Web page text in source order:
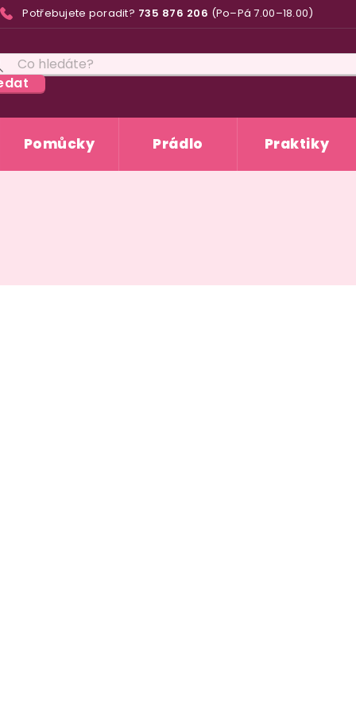
Potřebujete poradit? 735 876 206 (Po–Pá 7.00–18.00)
Pomůcky Prádlo Praktiky